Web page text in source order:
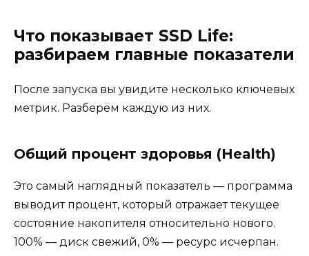
Что показывает SSD Life:
разбираем главные показатели
После запуска вы увидите несколько ключевых
метрик. Разберём каждую из них.
Общий процент здоровья (Health)
Это самый наглядный показатель — программа
выводит процент, который отражает текущее
состояние накопителя относительно нового.
100% — диск свежий, 0% — ресурс исчерпан.